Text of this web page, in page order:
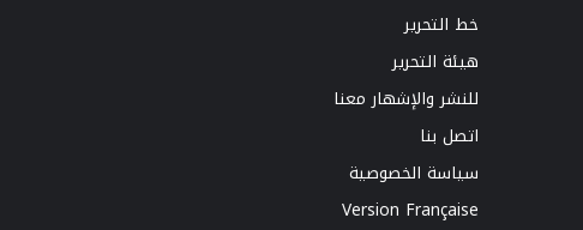
خط التحرير
هيئة التحرير
للنشر والإشهار معنا
اتصل بنا
سياسة الخصوصية
Version Française